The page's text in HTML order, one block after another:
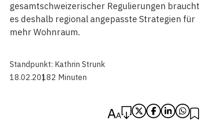
gesamtschweizerischer Regulierungen braucht
es deshalb regional angepasste Strategien für
mehr Wohnraum.
Standpunkt: Kathrin Strunk
18.02.20182 Minuten